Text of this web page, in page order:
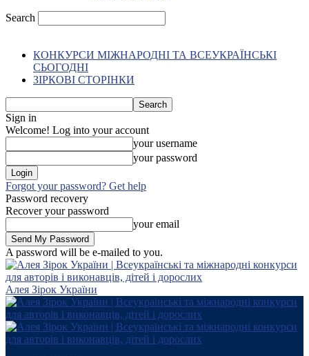
Search
КОНКУРСИ МІЖНАРОДНІ ТА ВСЕУКРАЇНСЬКІ
СЬОГОДНІ
ЗІРКОВІ СТОРІНКИ
Sign in
Welcome! Log into your account
your username
your password
Forgot your password? Get help
Password recovery
Recover your password
your email
A password will be e-mailed to you.
Алея Зірок України